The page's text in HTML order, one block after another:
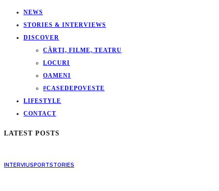
NEWS
STORIES & INTERVIEWS
DISCOVER
CĂRTI, FILME, TEATRU
LOCURI
OAMENI
#CASEDEPOVESTE
LIFESTYLE
CONTACT
LATEST POSTS
INTERVIUSPORTSTORIES